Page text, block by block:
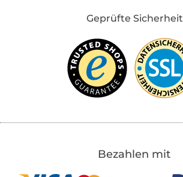
Geprüfte Sicherheit
Bezahlen mit